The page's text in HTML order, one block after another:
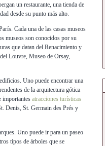
un restaurante, una tienda de
desde su punto más alto.
Cada una de las casas museos
museos son conocidos por su
que datan del Renacimiento y
Louvre, Museo de Orsay,
Uno puede encontrar una
de la arquitectura gótica
importantes atracciones turísticas
Denis, St. Germain des Prés y
Uno puede ir para un paseo
tipos de árboles que se